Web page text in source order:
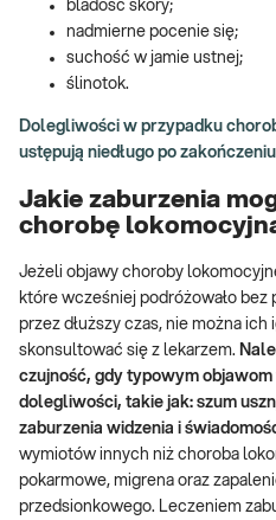
bladość skóry;
nadmierne pocenie się;
suchość w jamie ustnej;
ślinotok.
Dolegliwości w przypadku
ustępują niedługo po
Jakie zaburzenia
chorobę
Jeżeli objawy choroby
które wcześniej podróżowało
przez dłuższy czas, nie można
skonsultować się z lekarzem.
czujność, gdy typowym
dolegliwości, takie jak: szum
zaburzenia widzenia i
wymiotów innych niż choroba
pokarmowe, migrena oraz
przedsionkowego. Leczeniem